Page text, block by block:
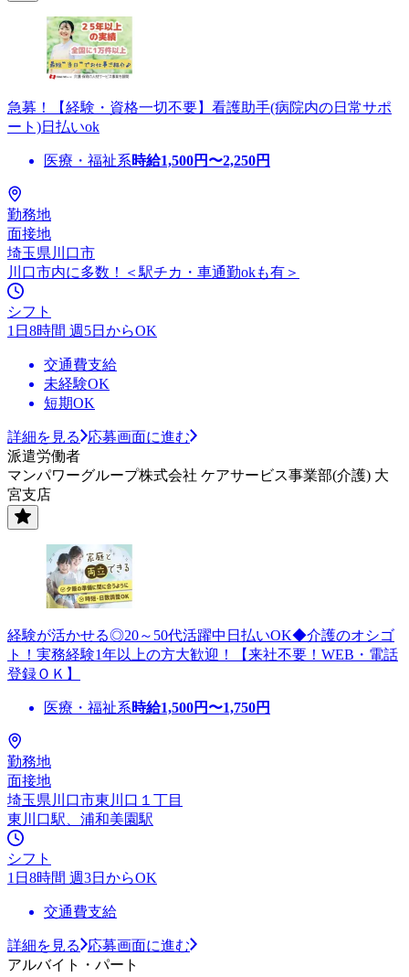
急募！【経験・資格一切不要】看護助手(病院内の日常サポ
ート)日払いok
医療・福祉系時給1,500円〜2,250円
勤務地
面接地
埼玉県川口市
川口市内に多数！＜駅チカ・車通勤okも有＞
シフト
1日8時間 週5日からOK
交通費支給
未経験OK
短期OK
詳細を見る
応募画面に進む
派遣労働者
マンパワーグループ株式会社 ケアサービス事業部(介護) 大
宮支店
経験が活かせる◎20～50代活躍中日払いOK◆介護のオシゴ
ト！実務経験1年以上の方大歓迎！【来社不要！WEB・電話
登録ＯＫ】
医療・福祉系時給1,500円〜1,750円
勤務地
面接地
埼玉県川口市東川口１丁目
東川口駅、浦和美園駅
シフト
1日8時間 週3日からOK
交通費支給
詳細を見る
応募画面に進む
アルバイト・パート